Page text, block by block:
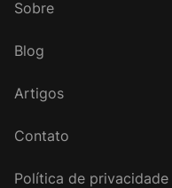
Sobre
Blog
Artigos
Contato
Política de privacidade